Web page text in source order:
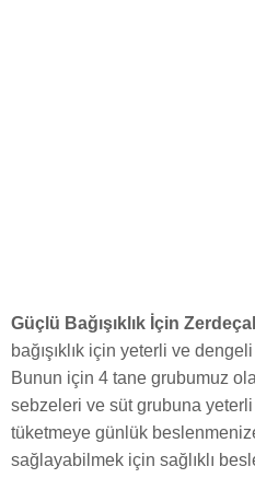
Güçlü Bağışıklık İçin
bağışıklık için yeterli ve
Bunun için 4 tane grubumuz
sebzeleri ve süt grubuna
tüketmeye günlük
sağlayabilmek için sağlıklı